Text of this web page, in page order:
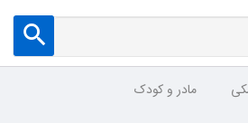
مادر و کودک